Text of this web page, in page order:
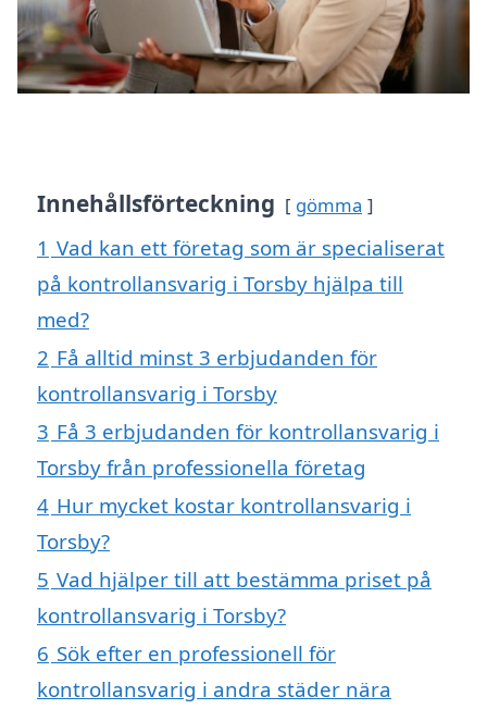
Innehållsförteckning gömma
1 Vad kan ett företag som är specialiserat
på kontrollansvarig i Torsby hjälpa till
med?
2 Få alltid minst 3 erbjudanden för
kontrollansvarig i Torsby
3 Få 3 erbjudanden för kontrollansvarig i
Torsby från professionella företag
4 Hur mycket kostar kontrollansvarig i
Torsby?
5 Vad hjälper till att bestämma priset på
kontrollansvarig i Torsby?
6 Sök efter en professionell för
kontrollansvarig i andra städer nära